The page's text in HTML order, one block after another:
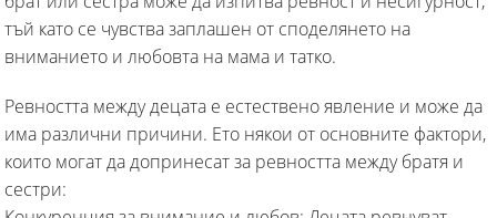
тъй като се чувства заплашен от споделянето на
вниманието и любовта на мама и татко.
Ревността между децата е естествено явление и може да
има различни причини. Ето някои от основните фактори,
които могат да допринесат за ревността между братя и
сестри: